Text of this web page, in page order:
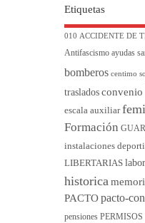
Etiquetas
010 ACCIDENTE DE
Antifascismo ayudas
bomberos centimo
traslados convenio
escala auxiliar
Formación
instalaciones
LIBERTARIAS
historica
PACTO pacto-
pensiones PERMISOS